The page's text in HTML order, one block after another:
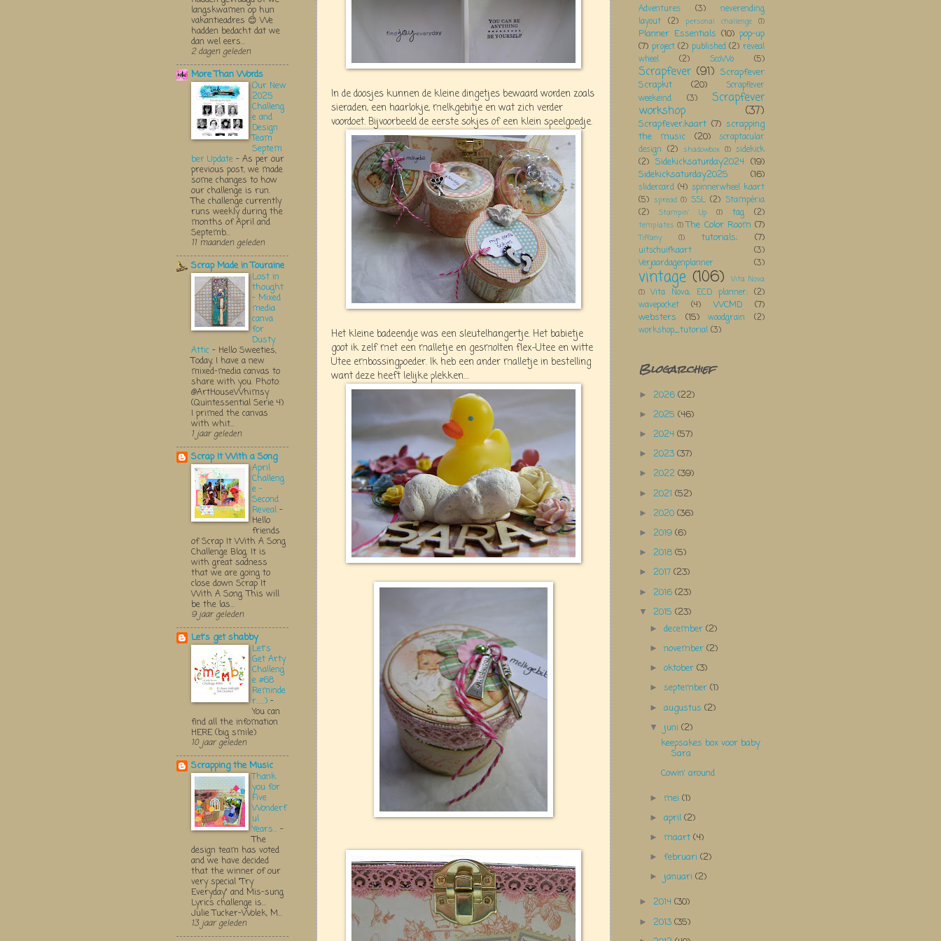
In de doosjes kunnen de kleine dingetjes bewaard worden zoals
sieraden, een haarlokje, melkgebitje en wat zich verder
voordoet. Bijvoorbeeld de eerste sokjes of een klein speelgoedje.
Het kleine badeendje was een sleutelhangertje. Het babietje
goot ik zelf met een malletje en gesmolten flex-Utee en witte
Utee embossingpoeder. Ik heb een ander malletje in bestelling
want deze heeft lelijke plekken....
langskwamen op hun
vakantieadres 😊 We
hadden bedacht dat we
dan wel eers...
2 dagen geleden
More Than Words
Our New
2025
Challeng
e and
Design
Team
Septem
ber Update - As per our
previous post, we made
some changes to how
our challenge is run.
The challenge currently
runs weekly during the
months of April and
Septemb...
11 maanden geleden
Scrap Made in Touraine
Lost in
thought
- Mixed
media
canva
for
Dusty
Attic - Hello Sweeties,
Today, I have a new
mixed-media canvas to
share with you. Photo:
@ArtHouseWhimsy
(Quintessential Serie 4)
I primed the canvas
with whit...
1 jaar geleden
Scrap It With a Song
April
Challeng
e -
Second
Reveal -
Hello
friends
of Scrap It With A Song
Challenge Blog. It is
with great sadness
that we are going to
close down Scrap It
With A Song. This will
be the las...
9 jaar geleden
Let's get shabby
Let's
Get Arty
Challeng
e #68
Reminde
r.....:) -
You can
find all the infomation
HERE (big smile)
10 jaar geleden
Scrapping the Music
Thank
you for
Five
Wonderf
ul
Years... -
The
design team has voted
and we have decided
that the winner of our
very special "Try
Everyday" and Mis-sung
Lyrics challenge is...
Julie Tucker-Wolek, M...
13 jaar geleden
Adventures
(3)
neverending
layout (2) personal challenge (1)
Planner Essentials (10) pop-up
(7) project (2) published (2) reveal
wheel
(2) ScoWo (5)
Scrapfever (91) Scrapfever
Scrapkit
(20)
Scrapfever
weekeind
(3) Scrapfever
workshop (37)
Scrapfever;kaart (7) scrapping
the music
(20)
scraptacular
design (2) shadowbox (1) sidekick
(2) Sidekicksaturday2024 (19)
Sidekicksaturday2025
(16)
slidercard (4) spinnerwheel kaart
(5) spread (1) SSL (2) Stampéria
(2)
Stampin' Up (1) tag (2)
templates (1) The Color Room (7)
Tiffany (1) tutorials; (7)
uitschuifkaart
(3)
Verjaardagenplanner
(3)
vintage (106)
Vita Nova
(1) Vita Nova; ECD planner; (2)
wavepocket
(4) WCMD
(7)
websters
(15) woodgrain
(2)
workshop_tutorial (3)
Blogarchief
► 2026 (22)
► 2025 (46)
► 2024 (57)
► 2023 (37)
► 2022 (39)
► 2021 (52)
► 2020 (36)
► 2019 (6)
► 2018 (5)
► 2017 (23)
► 2016 (23)
▼ 2015 (23)
►december(2)
►november(2)
►oktober(3)
►september(1)
►augustus(2)
▼ juni(2)
keepsakes box voor baby
Sara
Cowin' around
► mei(1)
►april(2)
► maart(4)
►februari(2)
► januari(2)
► 2014 (30)
► 2013 (35)